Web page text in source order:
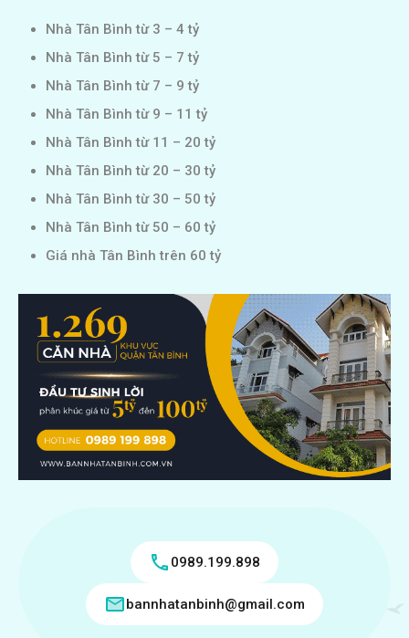
Nhà Tân Bình từ 3 – 4 tỷ
Nhà Tân Bình từ 5 – 7 tỷ
Nhà Tân Bình từ 7 – 9 tỷ
Nhà Tân Bình từ 9 – 11 tỷ
Nhà Tân Bình từ 11 – 20 tỷ
Nhà Tân Bình từ 20 – 30 tỷ
Nhà Tân Bình từ 30 – 50 tỷ
Nhà Tân Bình từ 50 – 60 tỷ
Giá nhà Tân Bình trên 60 tỷ
0989.199.898
bannhatanbinh@gmail.com